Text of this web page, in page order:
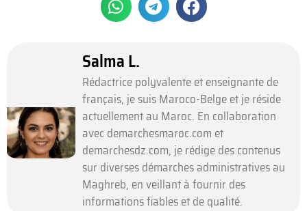
Salma L.
Rédactrice polyvalente et enseignante de
français, je suis Maroco-Belge et je réside
actuellement au Maroc. En collaboration
avec demarchesmaroc.com et
demarchesdz.com, je rédige des contenus
sur diverses démarches administratives au
Maghreb, en veillant à fournir des
informations fiables et de qualité.